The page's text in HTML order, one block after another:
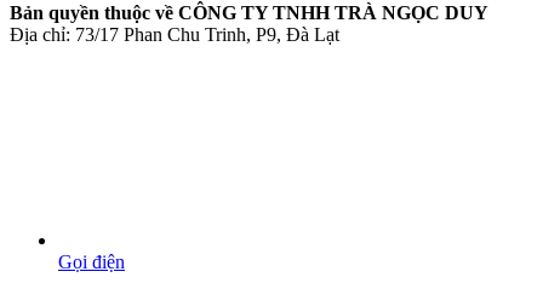
Bản quyền thuộc về CÔNG TY TNHH TRÀ NGỌC DUY
Địa chỉ: 73/17 Phan Chu Trinh, P9, Đà Lạt
Gọi điện